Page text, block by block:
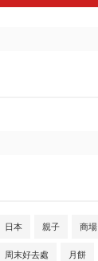
日本 親子 商場
周末好去處 月餅